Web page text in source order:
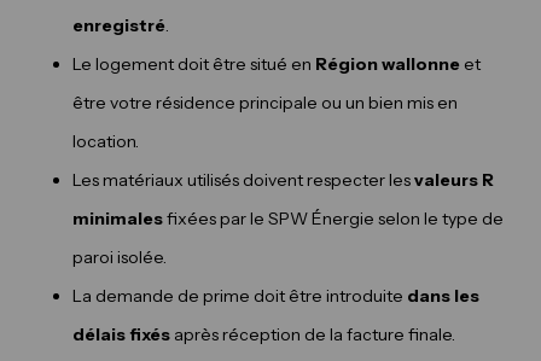
enregistré.
Le logement doit être situé en Région wallonne et
être votre résidence principale ou un bien mis en
location.
Les matériaux utilisés doivent respecter lesvaleurs R
minimalesfixées par le SPW Énergie selon le type de
paroi isolée.
La demande de prime doit être introduite dans les
délais fixés après réception de la facture finale.